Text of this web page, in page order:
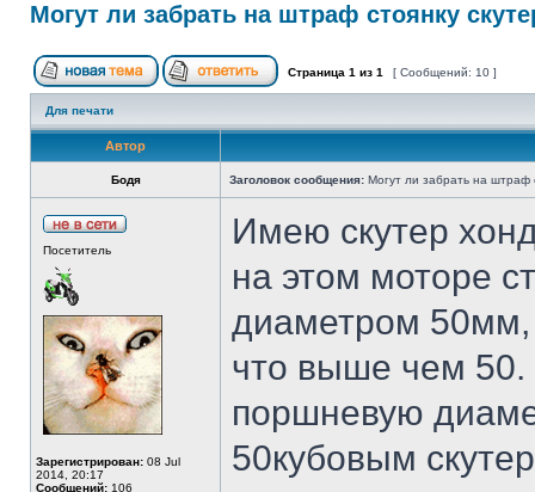
Могут ли забрать на штраф стоянку
Страница 1 из 1 [ Сообщений: 10 ]
Для печати
Автор
Бодя Заголовок сообщения: Могут ли забрать на штраф
Посетитель
Зарегистрирован: 08 Jul
2014, 20:17
Сообщений: 106
Имею скутер
на этом моторе
диаметром 50мм,
что выше чем 50.
поршневую
50кубовым